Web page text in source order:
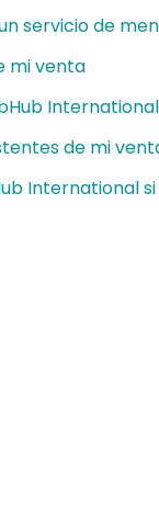
servicio de
mi venta
de mi
International